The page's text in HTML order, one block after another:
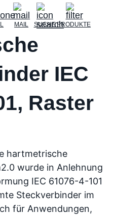
MAIL SUCHEPRODUKTE
IEC
Raster
hartmetrische
wurde in Anlehnung
IEC 61076-4-101
Steckverbinder im
für Anwendungen,